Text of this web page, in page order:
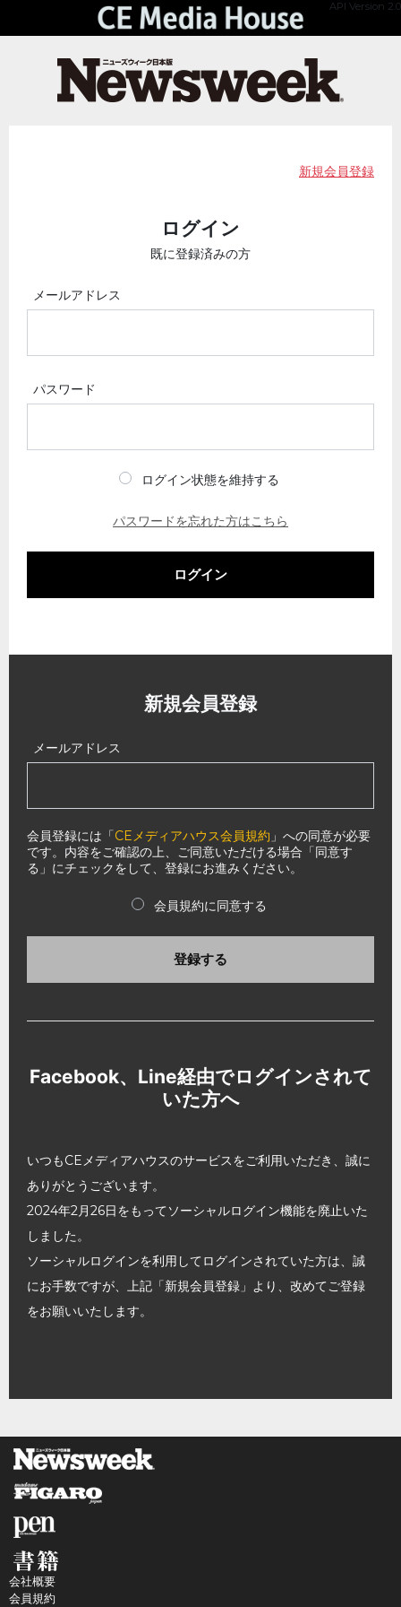
API Version 2.0
新規会員登録
ログイン
既に登録済みの方
メールアドレス
パスワード
ログイン状態を維持する
パスワードを忘れた方はこちら
ログイン
新規会員登録
メールアドレス
会員登録には「CEメディアハウス会員規約 」への同意が必要
です。内容をご確認の上、ご同意いただける場合「同意す
る」にチェックをして、登録にお進みください。
会員規約に同意する
登録する
Facebook、Line経由でログインされて
いた方へ
いつもCEメディアハウスのサービスをご利用いただき、誠に
ありがとうございます。
2024年2月26日をもってソーシャルログイン機能を廃止いた
しました。
ソーシャルログインを利用してログインされていた方は、誠
にお手数ですが、上記「新規会員登録」より、改めてご登録
をお願いいたします。
会社概要
会員規約